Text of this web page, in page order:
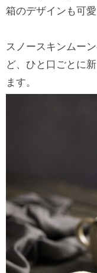
箱のデザインも可
スノースキンムー
ど、ひと口ごとに
ます。